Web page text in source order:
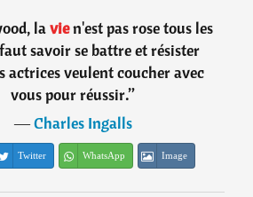
lavien'est pas rose tous les
savoir se battre et résister
actrices veulent coucher avec
vous pour réussir.”
―Charles Ingalls
Twitter WhatsApp Image